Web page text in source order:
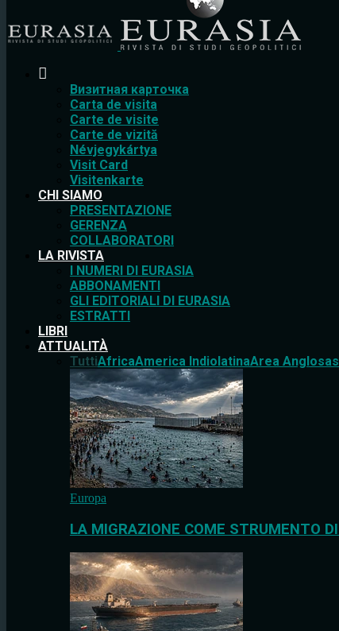
Bизитная карточка
Carta de visita
Carte de visite
Carte de vizită
Névjegykártya
Visit Card
Visitenkarte
CHI SIAMO
PRESENTAZIONE
GERENZA
COLLABORATORI
LA RIVISTA
I NUMERI DI EURASIA
ABBONAMENTI
GLI EDITORIALI DI EURASIA
ESTRATTI
LIBRI
ATTUALITÀ
TuttiAfricaAmerica IndiolatinaArea
Europa
LA MIGRAZIONE COME STRUMENTO